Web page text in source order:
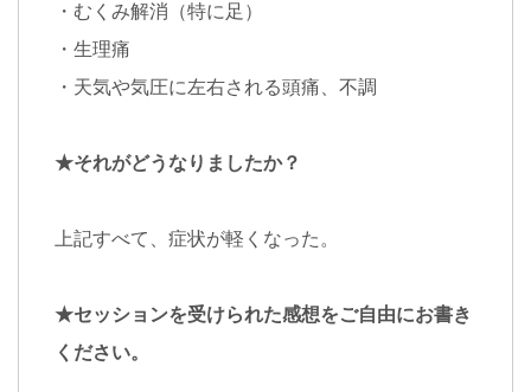
・むくみ解消（特に足）
・生理痛
・天気や気圧に左右される頭痛、不調
★それがどうなりましたか？
上記すべて、症状が軽くなった。
★セッションを受けられた感想をご自由にお書き
ください。